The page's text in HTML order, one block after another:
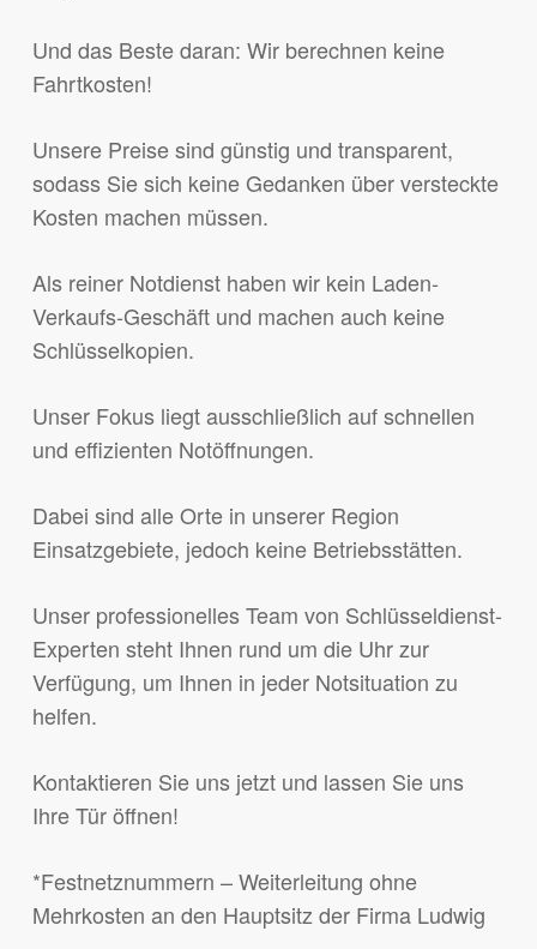
Und das Beste daran: Wir berechnen keine
Fahrtkosten!
Unsere Preise sind günstig und transparent,
sodass Sie sich keine Gedanken über versteckte
Kosten machen müssen.
Als reiner Notdienst haben wir kein Laden-
Verkaufs-Geschäft und machen auch keine
Schlüsselkopien.
Unser Fokus liegt ausschließlich auf schnellen
und effizienten Notöffnungen.
Dabei sind alle Orte in unserer Region
Einsatzgebiete, jedoch keine Betriebsstätten.
Unser professionelles Team von Schlüsseldienst-
Experten steht Ihnen rund um die Uhr zur
Verfügung, um Ihnen in jeder Notsituation zu
helfen.
Kontaktieren Sie uns jetzt und lassen Sie uns
Ihre Tür öffnen!
*Festnetznummern – Weiterleitung ohne
Mehrkosten an den Hauptsitz der Firma Ludwig